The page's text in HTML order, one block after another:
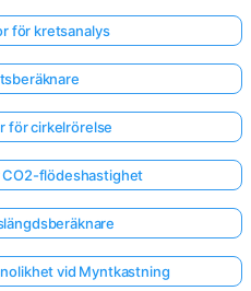
för kretsanalys
för cirkelrörelse
CO2-flödeshastighet
vid Myntkastning